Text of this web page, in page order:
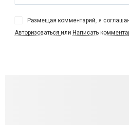
Размещая комментарий, я
Авторизоваться или Написать